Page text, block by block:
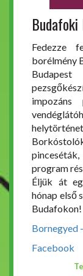
Fedezze
borélmény
Budapest
program
Éljük át
hónap első
Budafokon!
Bornegyed
Facebook